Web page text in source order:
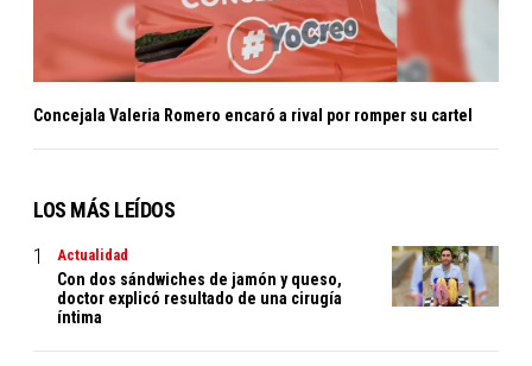
Concejala Valeria Romero encaró a rival por romper su cartel
LOS MÁS LEÍDOS
Actualidad
Con dos sándwiches de jamón y queso,
doctor explicó resultado de una cirugía
íntima